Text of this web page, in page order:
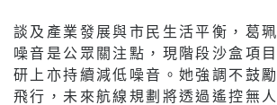
談及產業發展與市民生活平衡，葛
噪音是公眾關注點，現階段沙盒項
研上亦持續減低噪音。她強調不鼓
飛行，未來航線規劃將透過遙控無